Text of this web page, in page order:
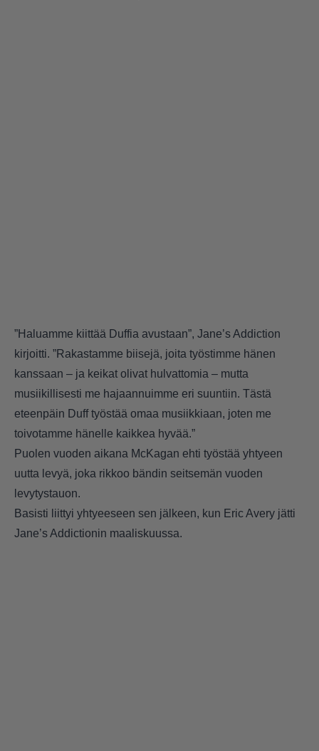
”Haluamme kiittää Duffia avustaan”, Jane’s Addiction
kirjoitti. ”Rakastamme biisejä, joita työstimme hänen
kanssaan – ja keikat olivat hulvattomia – mutta
musiikillisesti me hajaannuimme eri suuntiin. Tästä
eteenpäin Duff työstää omaa musiikkiaan, joten me
toivotamme hänelle kaikkea hyvää.”
Puolen vuoden aikana McKagan ehti työstää yhtyeen
uutta levyä, joka rikkoo bändin seitsemän vuoden
levytystauon.
Basisti liittyi yhtyeeseen sen jälkeen, kun Eric Avery jätti
Jane’s Addictionin maaliskuussa.